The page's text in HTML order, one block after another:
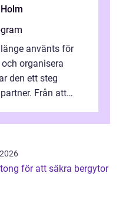
använts för
organisera
den ett steg
Från att
för att säkra bergytor